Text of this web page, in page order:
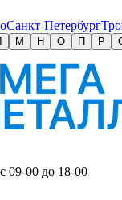
Санкт-Петербург
М Н О П Р
09-00 до 18-00